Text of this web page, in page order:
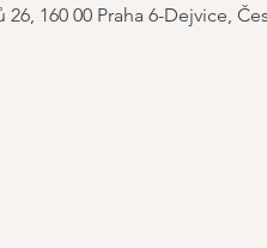
160 00 Praha 6-Dejvice,